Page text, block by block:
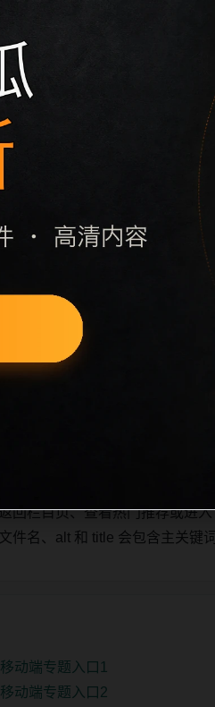
专题入口3围绕51吃瓜无广告
标题、摘要、栏目和图片说
说明更新范围，随后通过栏目
深度控制在三次以内。后续更
键词、栏目词和文章标题生成
则不进入发布队列。本页还加
第3条内容作为初始建设页，
回栏目页、查看热门推荐或进
件名、alt 和 title 会包含主关键
动端专题入口1
动端专题入口2